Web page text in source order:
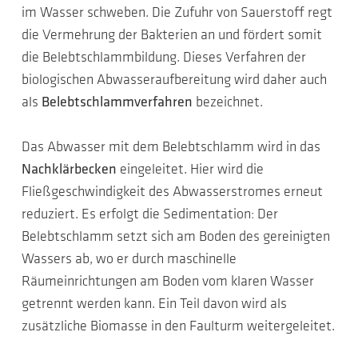
im Wasser schweben. Die Zufuhr von Sauerstoff regt
die Vermehrung der Bakterien an und fördert somit
die Belebtschlammbildung. Dieses Verfahren der
biologischen Abwasseraufbereitung wird daher auch
als Belebtschlammverfahren bezeichnet.
Das Abwasser mit dem Belebtschlamm wird in das
Nachklärbecken eingeleitet. Hier wird die
Fließgeschwindigkeit des Abwasserstromes erneut
reduziert. Es erfolgt die Sedimentation: Der
Belebtschlamm setzt sich am Boden des gereinigten
Wassers ab, wo er durch maschinelle
Räumeinrichtungen am Boden vom klaren Wasser
getrennt werden kann. Ein Teil davon wird als
zusätzliche Biomasse in den Faulturm weitergeleitet.